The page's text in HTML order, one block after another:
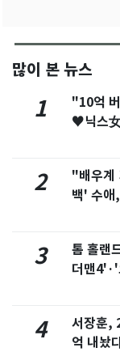
많이 본 뉴스
1
"10억
♥닉스
2
"배우계
백' 수애
3
톰 홀랜
더맨4'·'
4
서장훈,
억 내놨